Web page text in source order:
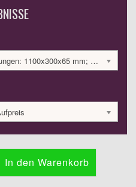
Typen: Elektrobetrieb; Abmessungen: 1100x300x65 mm; 350 Watt:; 1445.85 €